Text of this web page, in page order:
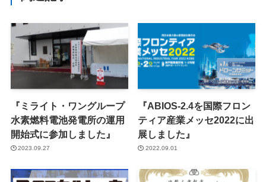
『ミライト・ワングループ
水素燃料電池発電所の運用
開始式に参加しました』
2023.09.27
『ABIOS-2.4を国際フロン
ティア産業メッセ2022に出
展しました』
2022.09.01